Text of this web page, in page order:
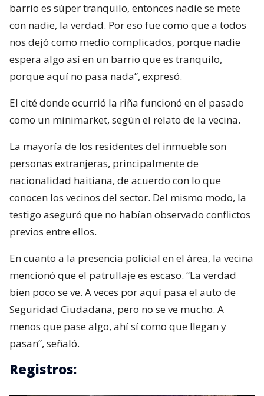
barrio es súper tranquilo, entonces nadie se mete
con nadie, la verdad. Por eso fue como que a todos
nos dejó como medio complicados, porque nadie
espera algo así en un barrio que es tranquilo,
porque aquí no pasa nada”, expresó.
El cité donde ocurrió la riña funcionó en el pasado
como un minimarket, según el relato de la vecina.
La mayoría de los residentes del inmueble son
personas extranjeras, principalmente de
nacionalidad haitiana, de acuerdo con lo que
conocen los vecinos del sector. Del mismo modo, la
testigo aseguró que no habían observado conflictos
previos entre ellos.
En cuanto a la presencia policial en el área, la vecina
mencionó que el patrullaje es escaso. “La verdad
bien poco se ve. A veces por aquí pasa el auto de
Seguridad Ciudadana, pero no se ve mucho. A
menos que pase algo, ahí sí como que llegan y
pasan”, señaló.
Registros: